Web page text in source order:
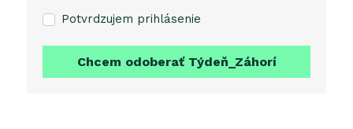
Potvrdzujem prihlásenie
Chcem odoberať Týdeň_Záhorí